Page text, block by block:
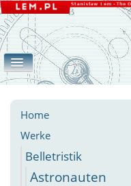
Belletristik
Home
Werke
Belletristik
Astronauten